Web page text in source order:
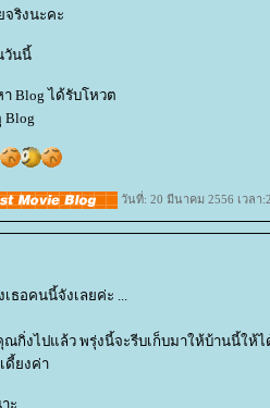
ริงนะคะ
วันนี้
Blog ได้รับโหวต
Blog
วันที่: 20 มีนาคม 2556 เวลา
ธอคนนี้จังเลยค่ะ ...
กิ่งไปแล้ว พรุ่งนี้จะรีบเก็บมาให้บ้านนี้ให้ไ
ดี้ยงค่า
ะ